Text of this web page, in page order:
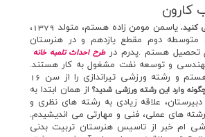
كارون
كنيد.
ياسمن مومن زاده هستم،‌ متولد 1379،
متوسطه دوم مقطع يازدهم و در هنرستان
تحصيل هستم .پدرم درطرح احداث تلمبه خانه
و توسعه نفت مشغول به كار هستند.
فرزند دوم خانواده هستم و رشته ورزشي تيراندازي را از سن 16
وارد اين رشته ورزشي شديد؟از همان ابتدا به
علاقه زيادي به رشته هاي نظري و
هاي عملي، فني و مهارتي مي انديشيدم.
ام خبر از تاسيس هنرستان تربيت بدني